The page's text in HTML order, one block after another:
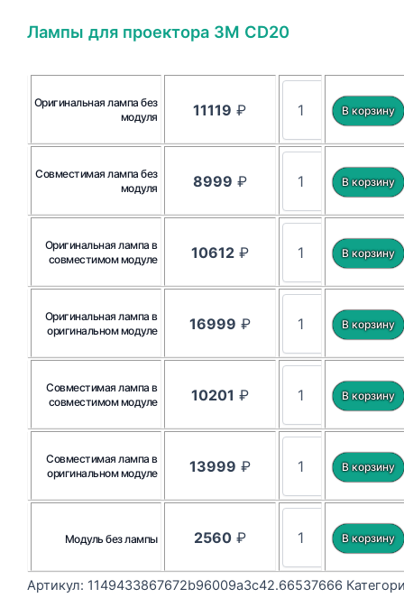
Лампы для проектора 3M CD20
Оригинальная лампа без
модуля
11119 ₽
Совместимая лампа без
модуля
8999 ₽
Оригинальная лампа в
совместимом модуле
10612₽
Оригинальная лампа в
оригинальном модуле
16999 ₽
Совместимая лампа в
совместимом модуле
10201 ₽
Совместимая лампа в
оригинальном модуле
13999 ₽
Модуль без лампы 2560₽
Артикул: 1149433867672b96009a3c42.66537666